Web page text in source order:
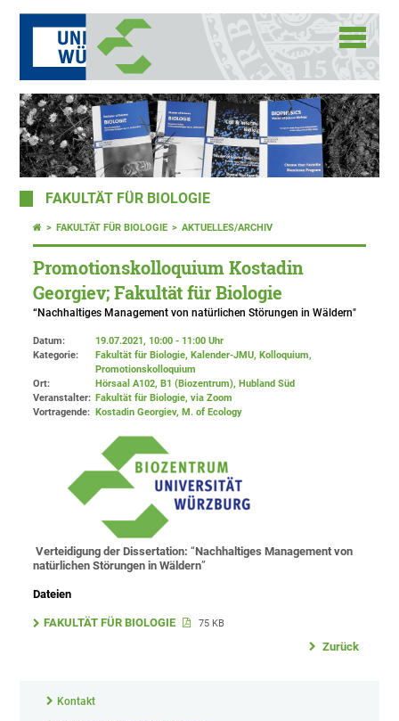
FAKULTÄT FÜR BIOLOGIE
FAKULTÄT FÜR BIOLOGIE AKTUELLES/ARCHIV
Promotionskolloquium Kostadin
Georgiev; Fakultät für Biologie
“Nachhaltiges Management von natürlichen Störungen in Wäldern"
Datum:
19.07.2021, 10:00 - 11:00 Uhr
Kategorie:
Fakultät für Biologie, Kalender-JMU, Kolloquium,
Promotionskolloquium
Ort:
Hörsaal A102, B1 (Biozentrum), Hubland Süd
Veranstalter: Fakultät für Biologie, via Zoom
Vortragende:
Kostadin Georgiev, M. of Ecology
Verteidigung der Dissertation:“Nachhaltiges Management von
natürlichen Störungenin Wäldern”
Dateien
FAKULTÄT FÜR BIOLOGIE 75 KB
Zurück
Kontakt